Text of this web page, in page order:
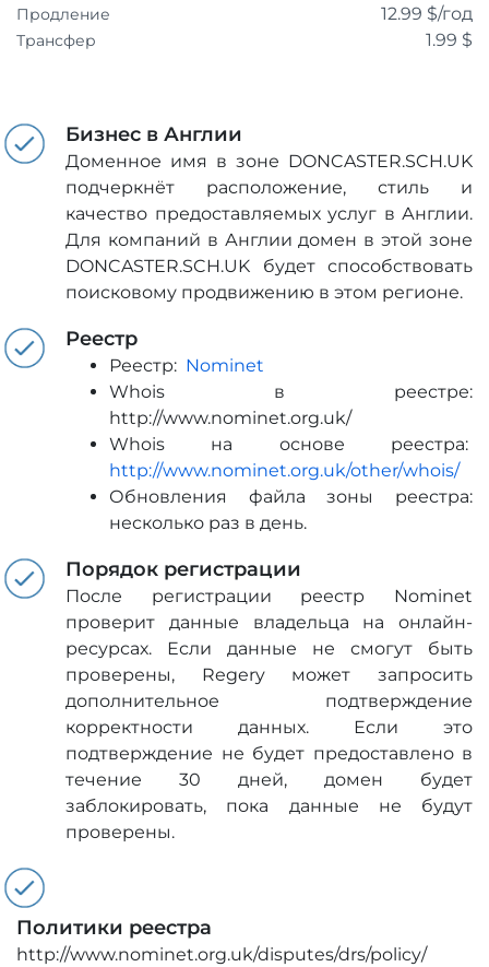
Продление 12.99 $/год
Трансфер 1.99 $
Бизнес в Англии
Доменное имя в зоне DONCASTER.SCH.UK
подчеркнёт расположение, стиль и
качество предоставляемых услуг в Англии.
Для компаний в Англии домен в этой зоне
DONCASTER.SCH.UK будет способствовать
поисковому продвижению в этом регионе.
Реестр
Реестр: Nominet
Whois в реестре:
http://www.nominet.org.uk/
Whois на основе реестра:
http://www.nominet.org.uk/other/whois/
Обновления файла зоны реестра:
несколько раз в день.
Порядок регистрации
После регистрации реестр Nominet
проверит данные владельца на онлайн-
ресурсах. Если данные не смогут быть
проверены, Regery может запросить
дополнительное подтверждение
корректности данных. Если это
подтверждение не будет предоставлено в
течение 30 дней, домен будет
заблокировать, пока данные не будут
проверены.
Политики реестра
http://www.nominet.org.uk/disputes/drs/policy/